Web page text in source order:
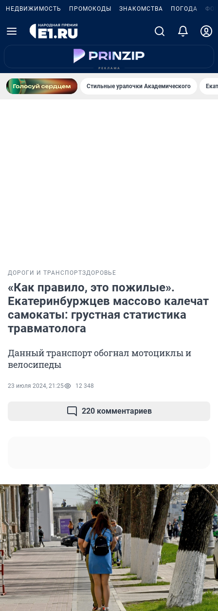
НЕДВИЖИМОСТЬ ПРОМОКОДЫ ЗНАКОМСТВА ПОГОДА
Стильные уралочки Академического
ДОРОГИ И ТРАНСПОРТЗДОРОВЬЕ
«Как правило, это пожилые».
Екатеринбуржцев массово калечат
самокаты: грустная статистика
травматолога
Данный транспорт обогнал мотоциклы и
велосипеды
23 июля 2024, 21:25 12 348
220 комментариев